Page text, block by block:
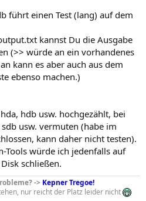
führt einen Test (lang) auf dem
kannst Du die Ausgabe
(>> würde an ein vorhandenes
kann es aber auch aus dem
ebenso machen.)
hdb usw. hochgezählt, bei
usw. vermuten (habe im
kann daher nicht testen).
Tools würde ich jedenfalls auf
schließen.
-> Kepner Tregoe!
nur reicht der Platz leider nicht